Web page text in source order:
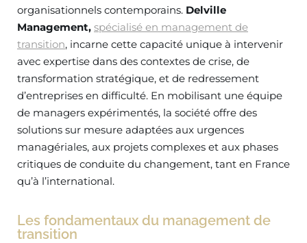
organisationnels contemporains. Delville
Management, spécialisé en management de
transition, incarne cette capacité unique à intervenir
avec expertise dans des contextes de crise, de
transformation stratégique, et de redressement
d’entreprises en difficulté. En mobilisant une équipe
de managers expérimentés, la société offre des
solutions sur mesure adaptées aux urgences
managériales, aux projets complexes et aux phases
critiques de conduite du changement, tant en France
qu’à l’international.
Les fondamentaux du management de
transition